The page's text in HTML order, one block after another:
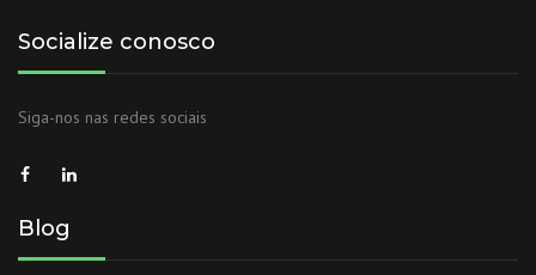
Socialize conosco
Siga-nos nas redes sociais
Blog